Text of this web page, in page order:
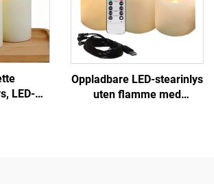
LED-
Oppladbare LED-stearinlys
uten flamme med